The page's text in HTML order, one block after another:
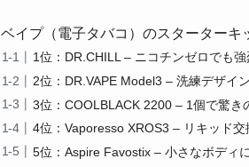
ベイプ（電子タバコ）のスターター
1位：DR.CHILL – ニコチンゼロでも
2位：DR.VAPE Model3 – 洗練デザイ
3位：COOLBLACK 2200 – 1個で驚
4位：Vaporesso XROS3 – リキッド
5位：Aspire Favostix – 小さなボディ